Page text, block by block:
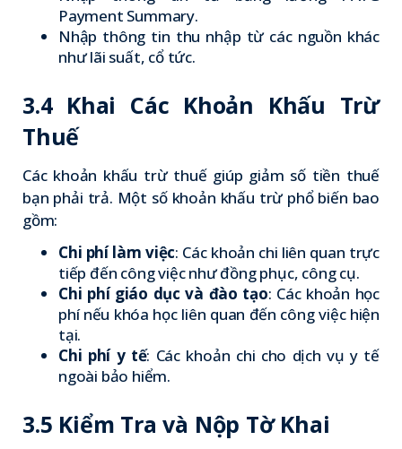
Payment Summary.
Nhập thông tin thu nhập từ các nguồn khác
như lãi suất, cổ tức.
3.4 Khai Các Khoản Khấu Trừ
Thuế
Các khoản khấu trừ thuế giúp giảm số tiền thuế
bạn phải trả. Một số khoản khấu trừ phổ biến bao
gồm:
Chi phí làm việc: Các khoản chi liên quan trực
tiếp đến công việc như đồng phục, công cụ.
Chi phí giáo dục và đào tạo: Các khoản học
phí nếu khóa học liên quan đến công việc hiện
tại.
Chi phí y tế: Các khoản chi cho dịch vụ y tế
ngoài bảo hiểm.
3.5 Kiểm Tra và Nộp Tờ Khai